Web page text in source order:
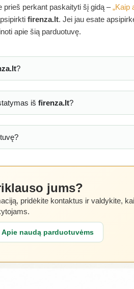
prieš perkant paskaityti šį gidą –„Kaip
firenza.lt. Jei jau esate
apie šią parduotuvę.
?
iš firenza.lt?
jums?
pridėkite kontaktus ir valdykite,
Apie naudą parduotuvėms